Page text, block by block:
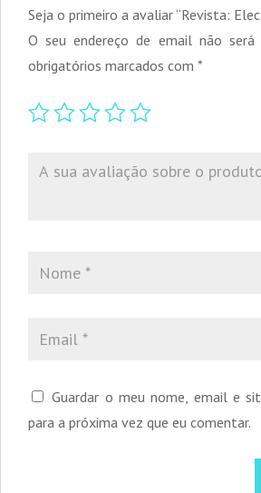
Seja o primeiro a avaliar “Revista:
O seu endereço de email não será
obrigatórios marcados com *
Guardar o meu nome, email e
para a próxima vez que eu comentar.